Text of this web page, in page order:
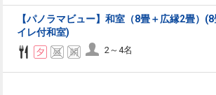
【パノラマビュー】和室（8畳＋広縁2畳）
イレ付和室)
2～4名